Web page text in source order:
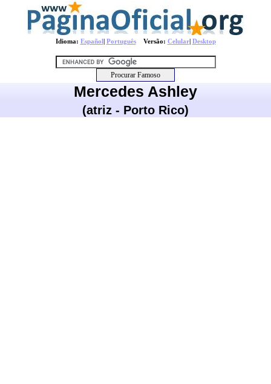
Idioma: Español| PortuguêsVersão: Celular| Desktop
Mercedes Ashley
(atriz - Porto Rico)